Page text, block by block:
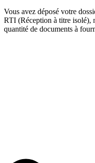
Vous avez déposé votre
RTI (Réception à titre isolé),
quantité de documents à